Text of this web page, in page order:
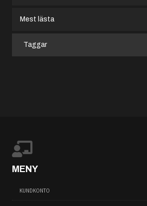
Mest lästa
Taggar
MENY
KUNDKONTO